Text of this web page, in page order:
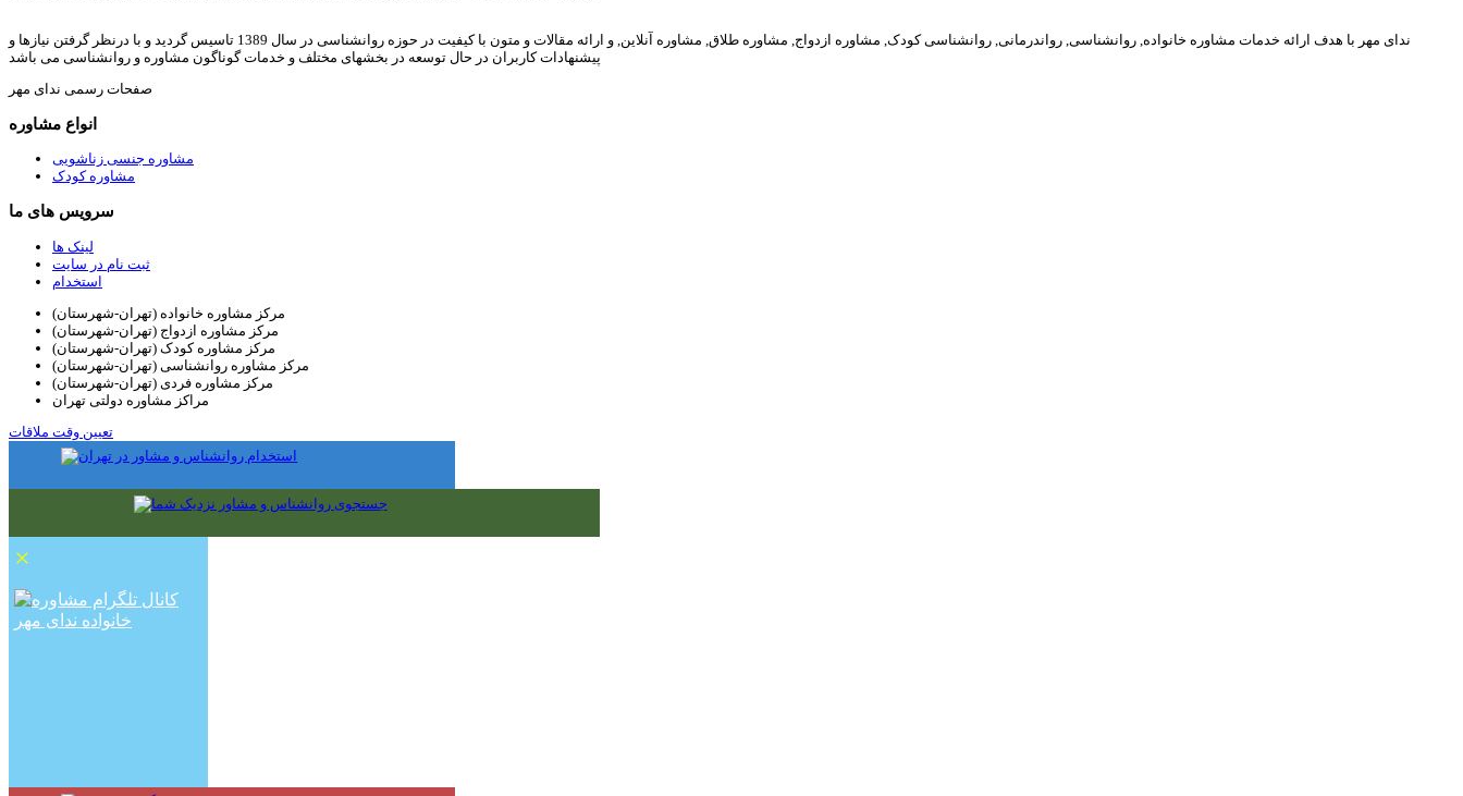
ندای مهر با هدف ارائه خدمات مشاوره خانواده, روانشناسی, رواندرمانی, روانشناسی کودک, مشاوره ازدواج, مشاوره طلاق, مشاوره آنلاین, و ارائه مقالات و متون با کیفیت در حوزه روانشناسی در سال 1389 تاسیس گردید و با درنظر گرفتن نیازها و
پیشنهادات کاربران در حال توسعه در بخشهای مختلف و خدمات گوناگون مشاوره و روانشناسی می باشد
صفحات رسمی ندای مهر
انواع مشاوره
مشاوره جنسی زناشویی
مشاوره کودک
سرویس های ما
لینک ها
ثبت نام در سایت
استخدام
مرکز مشاوره خانواده (تهران-شهرستان)
مرکز مشاوره ازدواج (تهران-شهرستان)
مرکز مشاوره کودک (تهران-شهرستان)
مرکز مشاوره روانشناسی (تهران-شهرستان)
مرکز مشاوره فردی (تهران-شهرستان)
مراکز مشاوره دولتی تهران
تعیین وقت ملاقات
×